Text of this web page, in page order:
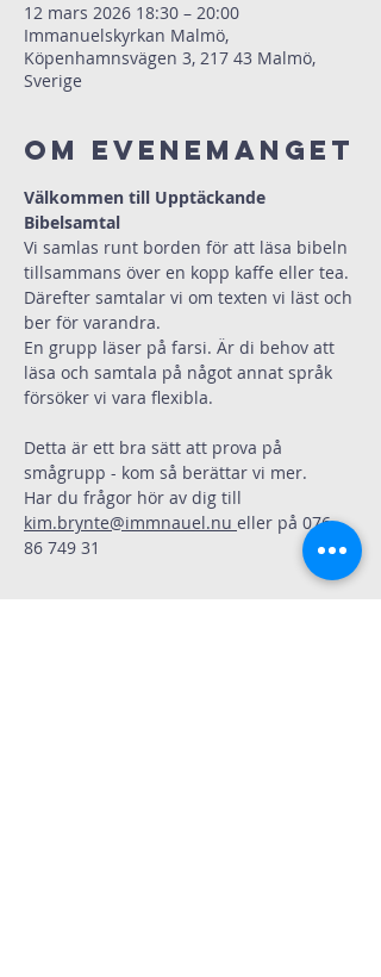
12 mars 2026 18:30 – 20:00
Immanuelskyrkan Malmö,
Köpenhamnsvägen 3, 217 43 Malmö,
Sverige
Om evenemanget
Välkommen till Upptäckande
Bibelsamtal
Vi samlas runt borden för att läsa bibeln
tillsammans över en kopp kaffe eller tea.
Därefter samtalar vi om texten vi läst och
ber för varandra.
En grupp läser på farsi. Är di behov att
läsa och samtala på något annat språk
försöker vi vara flexibla.
Detta är ett bra sätt att prova på
smågrupp - kom så berättar vi mer.
Har du frågor hör av dig till
kim.brynte@immnauel.nu eller på 076-
86 749 31